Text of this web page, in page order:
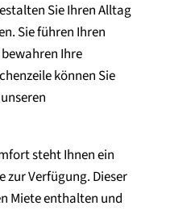
Sie Ihren Alltag
Sie führen Ihren
Ihre
können Sie
steht Ihnen ein
zur Verfügung. Dieser
Miete enthalten und